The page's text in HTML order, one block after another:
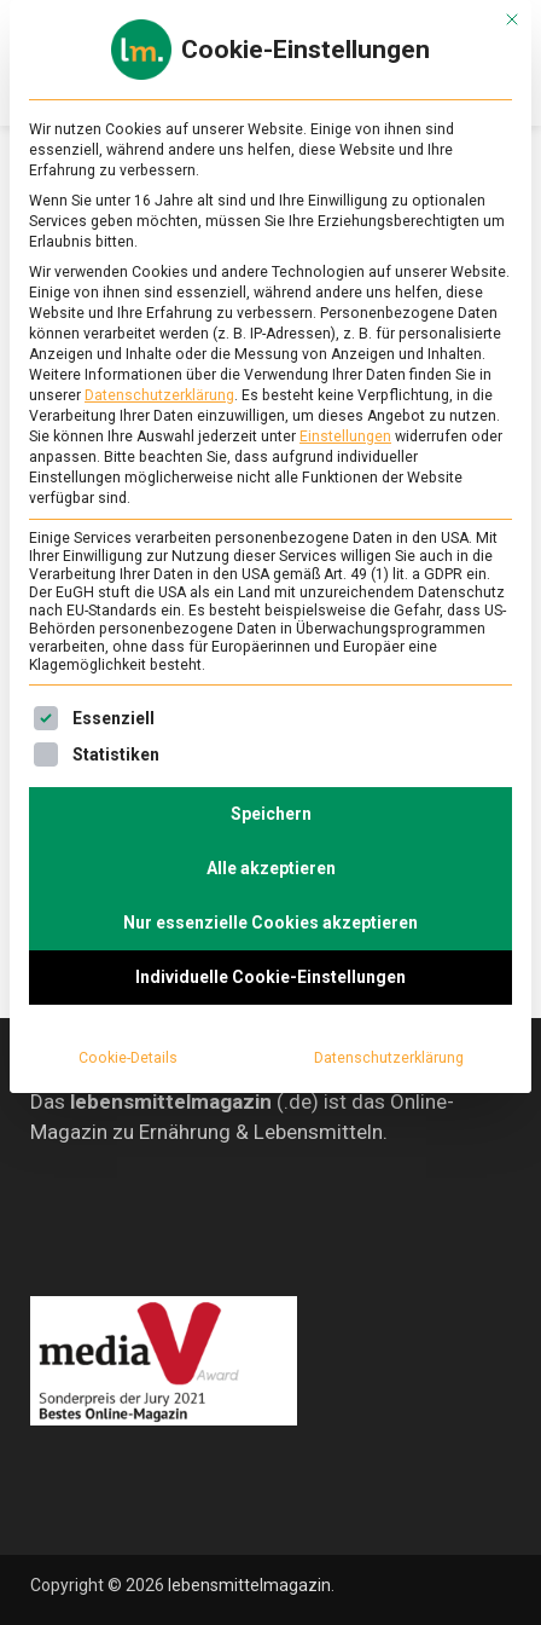
Online-
Magazin
zu
&
Ernährung
SCHLAGWORT:LEBENSMITTELCHEMIE
FEATURED/WIRTSCHAFT
Vanillin aus Holzabfällen: Neues,
energieeffizientes Verfahren aus Mainz
19. Juni 2020
Neues,
Ein Chemiker hat ein Verfahren entwickelt, Vanillin
umweltverträglich, effizient und
ressourcenschonend, aber vor allem unglaublich
mit ihm gesprochen.
Das lebensmittelmagazin (.de) ist das Online-
Magazin zu Ernährung & Lebensmitteln.
Copyright © 2026 lebensmittelmagazin
Mit
Cookie-Einstellungen
Wir nutzen Cookies auf unserer Website. Einige von ihnen sind
essenziell, während andere uns helfen, diese Website und Ihre
Erfahrung zu verbessern.
Wenn Sie unter 16 Jahre alt sind und Ihre Einwilligung zu optionalen
Services geben möchten, müssen Sie Ihre Erziehungsberechtigten um
Erlaubnis bitten.
Wir verwenden Cookies und andere Technologien auf unserer Website.
Einige von ihnen sind essenziell, während andere uns helfen, diese
Website und Ihre Erfahrung zu verbessern. Personenbezogene Daten
können verarbeitet werden (z. B. IP-Adressen), z. B. für personalisierte
Anzeigen und Inhalte oder die Messung von Anzeigen und Inhalten.
Weitere Informationen über die Verwendung Ihrer Daten finden Sie in
unserer Datenschutzerklärung. Es besteht keine Verpflichtung, in die
Verarbeitung Ihrer Daten einzuwilligen, um dieses Angebot zu nutzen.
Sie können Ihre Auswahl jederzeit unter Einstellungen widerrufen oder
anpassen. Bitte beachten Sie, dass aufgrund individueller
Einstellungen möglicherweise nicht alle Funktionen der Website
verfügbar sind.
Einige Services verarbeiten personenbezogene Daten in den USA. Mit
Ihrer Einwilligung zur Nutzung dieser Services willigen Sie auch in die
Verarbeitung Ihrer Daten in den USA gemäß Art. 49 (1) lit. a GDPR ein.
Der EuGH stuft die USA als ein Land mit unzureichendem Datenschutz
nach EU-Standards ein. Es besteht beispielsweise die Gefahr, dass US-
Behörden personenbezogene Daten in Überwachungsprogrammen
verarbeiten, ohne dass für Europäerinnen und Europäer eine
Klagemöglichkeit besteht.
Es folgt eine Liste der Service-Gruppen, für die eine
Essenziell
Statistiken
Speichern
Alle akzeptieren
Nur essenzielle Cookies akzeptieren
Individuelle Cookie-Einstellungen
Cookie-Details Datenschutzerklärung